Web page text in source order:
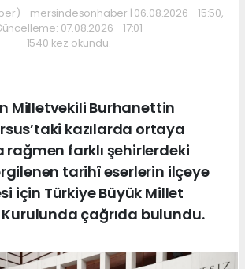
- mersindesonhaber | 06.08.2026 - 15:50,
07.08.2026 - 17:01
1540 kez okundu.
Milletvekili Burhanettin
kazılarda ortaya
rağmen farklı şehirlerdeki
tarihî eserlerin ilçeye
için Türkiye Büyük Millet
çağrıda bulundu.